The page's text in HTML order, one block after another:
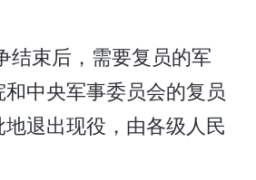
结束后，需要复员的军
中央军事委员会的复员
退出现役，由各级人民